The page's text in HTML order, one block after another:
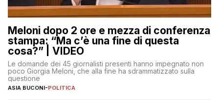
Meloni dopo 2 ore e mezza di conferenza
stampa: “Ma c’è una fine di questa
cosa?” | VIDEO
Le domande dei 45 giornalisti presenti hanno impegnato non
poco Giorgia Meloni, che alla fine ha sdrammatizzato sulla
questione
ASIA BUCONI-POLITICA